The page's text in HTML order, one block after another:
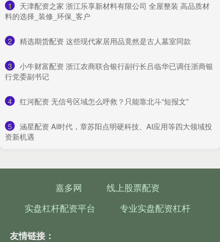
1
​天津配资之家 浙江乐享新材料有限公司 全屋整装 高品质材
料的选择_装修_环保_客户
2 ​精选期货配资 这些现代家居用品竟然是古人墓室同款
3
​小牛财富配资 浙江农商联合银行副行长吕临华已调任浙商银
行党委副书记
4 ​红河配资 无信号区域怎么呼救？只能靠北斗“短报文”
5
​涵星配资 AI时代，章苏阳点明硬科技、AI应用等四大领域投
资新机遇
嘉多网
线上股票配资
实盘杠杆配资平台
专业实盘配资杠杆
友情链接：